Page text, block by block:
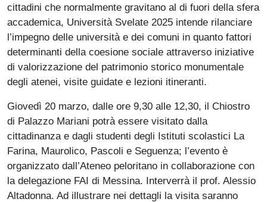
cittadini che normalmente gravitano al di fuori della sfera
accademica, Università Svelate 2025 intende rilanciare
l’impegno delle università e dei comuni in quanto fattori
determinanti della coesione sociale attraverso iniziative
di valorizzazione del patrimonio storico monumentale
degli atenei, visite guidate e lezioni itineranti.
Giovedì 20 marzo, dalle ore 9,30 alle 12,30, il Chiostro
di Palazzo Mariani potrà essere visitato dalla
cittadinanza e dagli studenti degli Istituti scolastici La
Farina, Maurolico, Pascoli e Seguenza; l’evento è
organizzato dall’Ateneo peloritano in collaborazione con
la delegazione FAI di Messina. Interverrà il prof. Alessio
Altadonna. Ad illustrare nei dettagli la visita saranno